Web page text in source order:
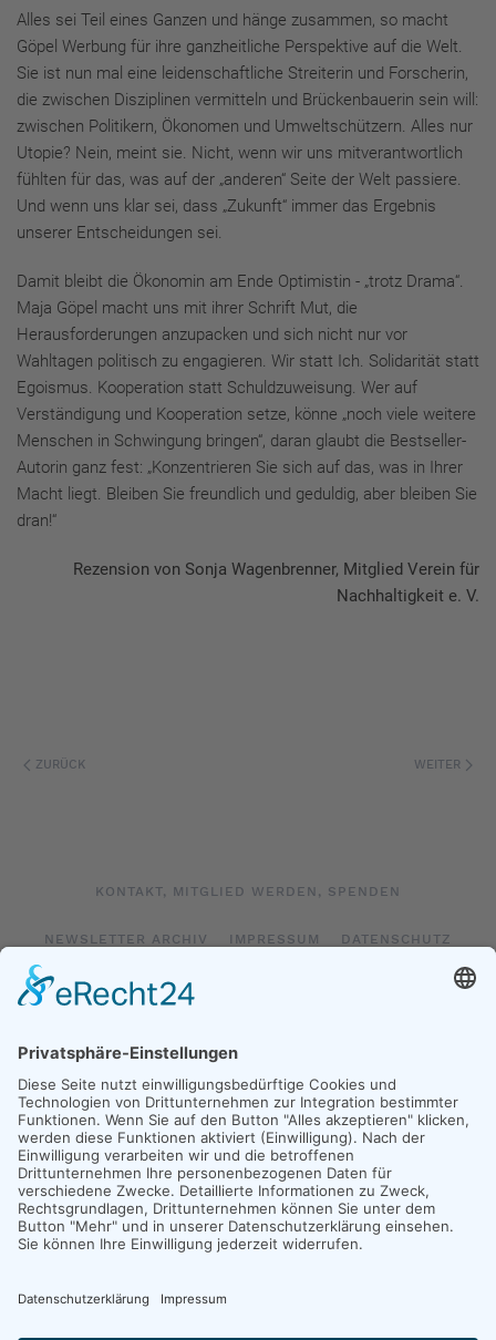
Alles sei Teil eines Ganzen und hänge zusammen, so macht
Göpel Werbung für ihre ganzheitliche Perspektive auf die Welt.
Sie ist nun mal eine leidenschaftliche Streiterin und Forscherin,
die zwischen Disziplinen vermitteln und Brückenbauerin sein will:
zwischen Politikern, Ökonomen und Umweltschützern. Alles nur
Utopie? Nein, meint sie. Nicht, wenn wir uns mitverantwortlich
fühlten für das, was auf der „anderen“ Seite der Welt passiere.
Und wenn uns klar sei, dass „Zukunft“ immer das Ergebnis
unserer Entscheidungen sei.
Damit bleibt die Ökonomin am Ende Optimistin - „trotz Drama“.
Maja Göpel macht uns mit ihrer Schrift Mut, die
Herausforderungen anzupacken und sich nicht nur vor
Wahltagen politisch zu engagieren. Wir statt Ich. Solidarität statt
Egoismus. Kooperation statt Schuldzuweisung. Wer auf
Verständigung und Kooperation setze, könne „noch viele weitere
Menschen in Schwingung bringen“, daran glaubt die Bestseller-
Autorin ganz fest: „Konzentrieren Sie sich auf das, was in Ihrer
Macht liegt. Bleiben Sie freundlich und geduldig, aber bleiben Sie
dran!“
Rezension von Sonja Wagenbrenner, Mitglied Verein für
Nachhaltigkeit e. V.
ZURÜCK WEITER
KONTAKT, MITGLIED WERDEN, SPENDEN
NEWSLETTER ARCHIV IMPRESSUM DATENSCHUTZ
LOGIN IMPRESSUM SOCIAL MEDIA